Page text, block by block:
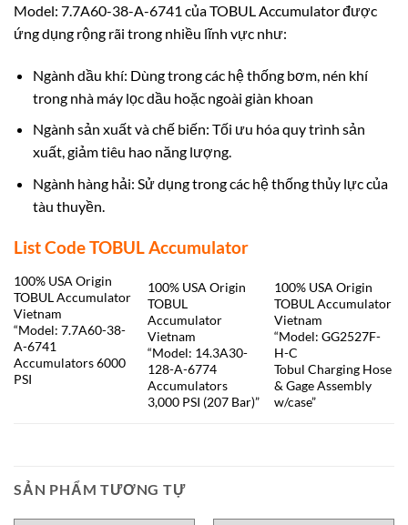
Model: 7.7A60-38-A-6741 của TOBUL Accumulator được
ứng dụng rộng rãi trong nhiều lĩnh vực như:
Ngành dầu khí: Dùng trong các hệ thống bơm, nén khí
trong nhà máy lọc dầu hoặc ngoài giàn khoan
Ngành sản xuất và chế biến: Tối ưu hóa quy trình sản
xuất, giảm tiêu hao năng lượng.
Ngành hàng hải: Sử dụng trong các hệ thống thủy lực của
tàu thuyền.
List Code TOBUL Accumulator
100% USA Origin
TOBUL Accumulator
Vietnam
“Model: 7.7A60-38-
A-6741
Accumulators 6000
PSI
100% USA Origin
TOBUL
Accumulator
Vietnam
“Model: 14.3A30-
128-A-6774
Accumulators
3,000 PSI (207 Bar)”
100% USA Origin
TOBUL Accumulator
Vietnam
“Model: GG2527F-
H-C
Tobul Charging Hose
& Gage Assembly
w/case”
SẢN PHẨM TƯƠNG TỰ